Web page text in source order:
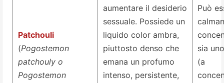
Patchouli
(Pogostemon
patchouly o
Pogostemon
aumentare il desiderio
sessuale. Possiede un
liquido color ambra,
piuttosto denso che
emana un profumo
intenso, persistente,
Può
sia
(a